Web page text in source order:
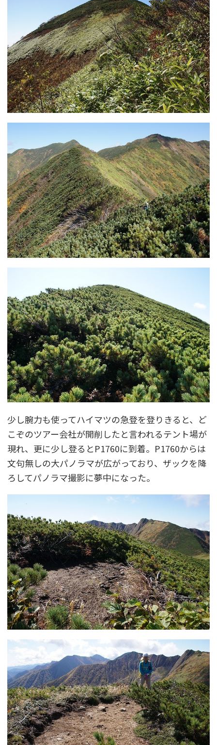
少し腕力も使ってハイマツの急登を登りきると、ど
こぞのツアー会社が開削したと言われるテント場が
現れ、更に少し登るとP1760に到着。P1760からは
文句無しの大パノラマが広がっており、ザックを降
ろしてパノラマ撮影に夢中になった。